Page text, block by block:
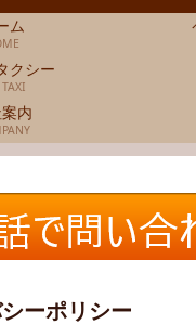
ム
クシー
TAXI
内
ーポリシー